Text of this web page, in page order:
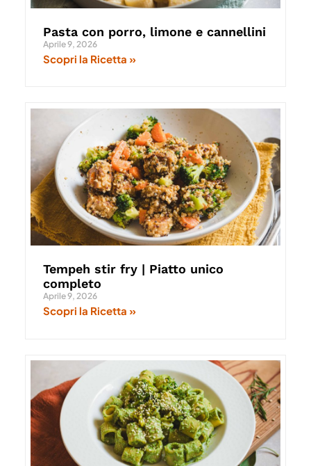
Pasta con porro, limone e cannellini
Aprile 9, 2026
Scopri la Ricetta »
Tempeh stir fry | Piatto unico
completo
Aprile 9, 2026
Scopri la Ricetta »